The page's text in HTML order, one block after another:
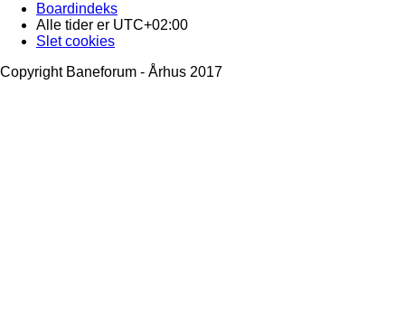
Boardindeks
Alle tider er UTC+02:00
Slet cookies
Copyright Baneforum - Århus 2017